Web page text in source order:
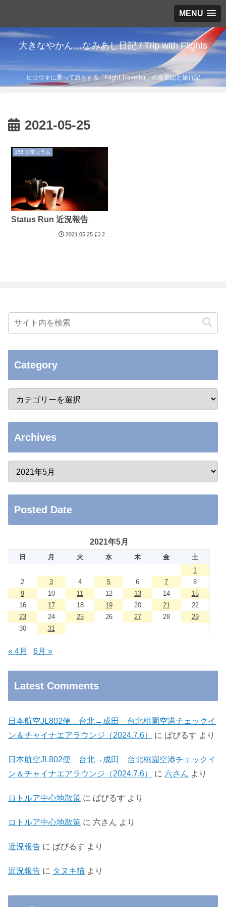
MENU
大きなやかん…なみあし日記 / Trip with Flights
ヒコウキに乗って旅をする「Flight Traveller」の搭乗記と旅行記
2021-05-25
156 日常コラム
Status Run 近況報告
2021.05.25 2
Category
Archives
Posted Date
2021年5月
日 月 火 水 木 金
土
1
2
3 4 5 6 7
8
9
10 11 12 13 14
15
16
17 18 19 20 21
22
23
24 25 26 27 28
29
30
31
« 4月 6月 »
Latest Comments
日本航空JL802便 台北→成田 台北桃園空港チェックイ
ン＆チャイナエアラウンジ（2024.7.6）
に ぱぴるす より
日本航空JL802便 台北→成田 台北桃園空港チェックイ
ン＆チャイナエアラウンジ（2024.7.6）
に 六さん より
ロトルア中心地散策 に ぱぴるす より
ロトルア中心地散策 に 六さん より
近況報告 に ぱぴるす より
近況報告 に タヌキ猫 より